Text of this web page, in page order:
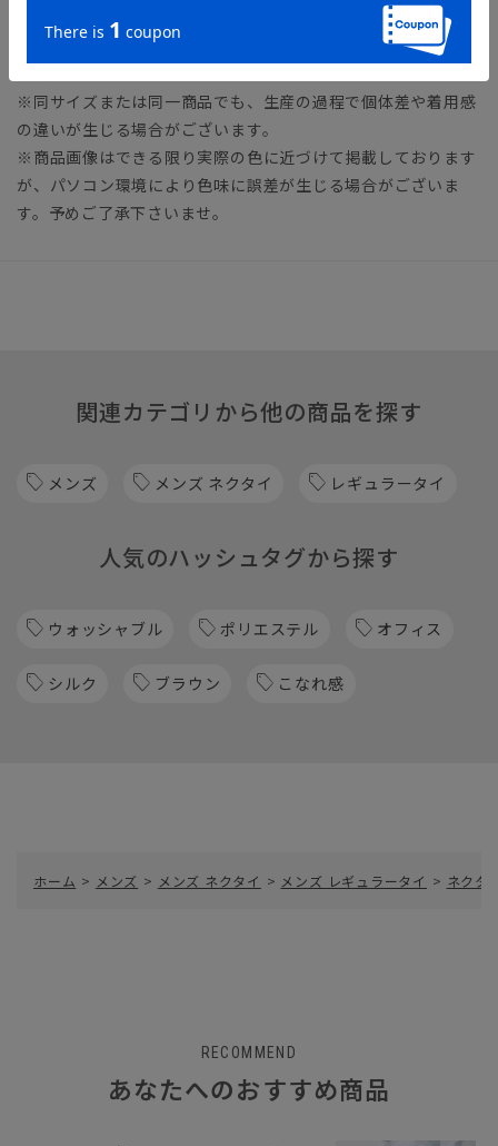
※商品の仕上がりサイズ（出来上がり寸法）は上記のサイズ表
※同サイズまたは同一商品でも、生産の過程で個体差や着用感
の違いが生じる場合がございます。
※商品画像はできる限り実際の色に近づけて掲載しております
が、パソコン環境により色味に誤差が生じる場合がございま
す。予めご了承下さいませ。
関連カテゴリから他の商品を探す
メンズ メンズ ネクタイ レギュラータイ
人気のハッシュタグから探す
ウォッシャブル ポリエステル オフィス
シルク ブラウン こなれ感
ホーム > メンズ > メンズ ネクタイ > メンズ レギュラータイ > ネクタ
RECOMMEND
あなたへのおすすめ商品